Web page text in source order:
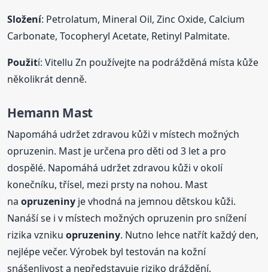
Složení: Petrolatum, Mineral Oil, Zinc Oxide, Calcium
Carbonate, Tocopheryl Acetate, Retinyl Palmitate.
Použití: Vitellu Zn používejte na podrážděná místa kůže
několikrát denně.
Hemann Mast
Napomáhá udržet zdravou kůži v místech možných
opruzenin. Mast je určena pro děti od 3 let a pro
dospělé. Napomáhá udržet zdravou kůži v okolí
konečníku, třísel, mezi prsty na nohou. Mast
naopruzeniny je vhodná na jemnou dětskou kůži.
Nanáší se i v místech možných opruzenin pro snížení
rizika vznikuopruzeniny. Nutno lehce natřít každý den,
nejlépe večer. Výrobek byl testován na kožní
snášenlivost a nepředstavuje riziko dráždění,